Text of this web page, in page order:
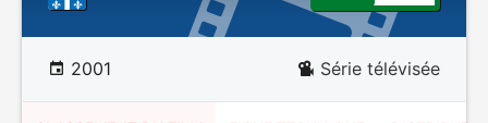
2001 Série télévisée